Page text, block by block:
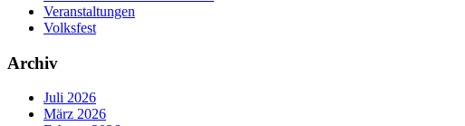
Veranstaltungen
Volksfest
Archiv
Juli 2026
März 2026